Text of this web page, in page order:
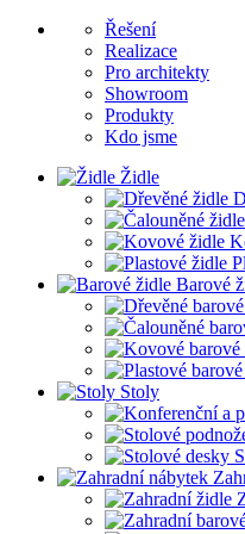
Řešení
Realizace
Pro architekty
Showroom
Produkty
Kdo jsme
Židle
Barové
Stoly